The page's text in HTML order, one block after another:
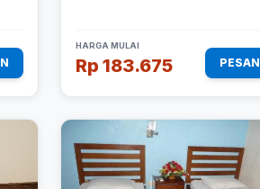
HARGA MULAI
Rp 183.675 PESAN